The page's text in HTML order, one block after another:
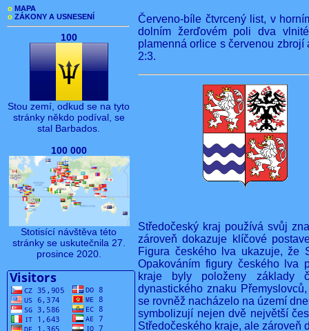
o MAPA
o ZÁKONY A USNESENÍ
100
Stou zemí, odkud se na tyto
stránky někdo podíval, se
stal Barbados.
100 000
Stotisící návštěva této
stránky se uskutečnila 27.
prosince 2020.
Červeno-bíle čtvrcený list, v
dolním žerďovém poli dva
plamenná orlice s červenou
2:3.
Středočeský kraj používá svůj
zároveň dokazuje klíčové
Figura českého lva ukazuje, že
Opakováním figury českého lva
kraje byly položeny základy
dynastického znaku
se rovněž nacházelo na území
symbolizují nejen dvě největší
Středočeského kraje, ale zároveň